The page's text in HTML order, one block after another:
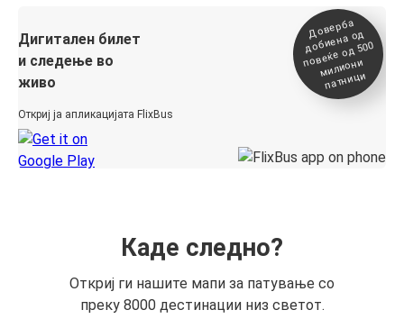
Дигитален билет
и следење во
живо
Откриј ја апликацијата FlixBus
Доверба
добиена о
д
повеќе о
д 500
милиони
патници
Каде следно?
Откриј ги нашите мапи за патување со
преку 8000 дестинации низ светот.